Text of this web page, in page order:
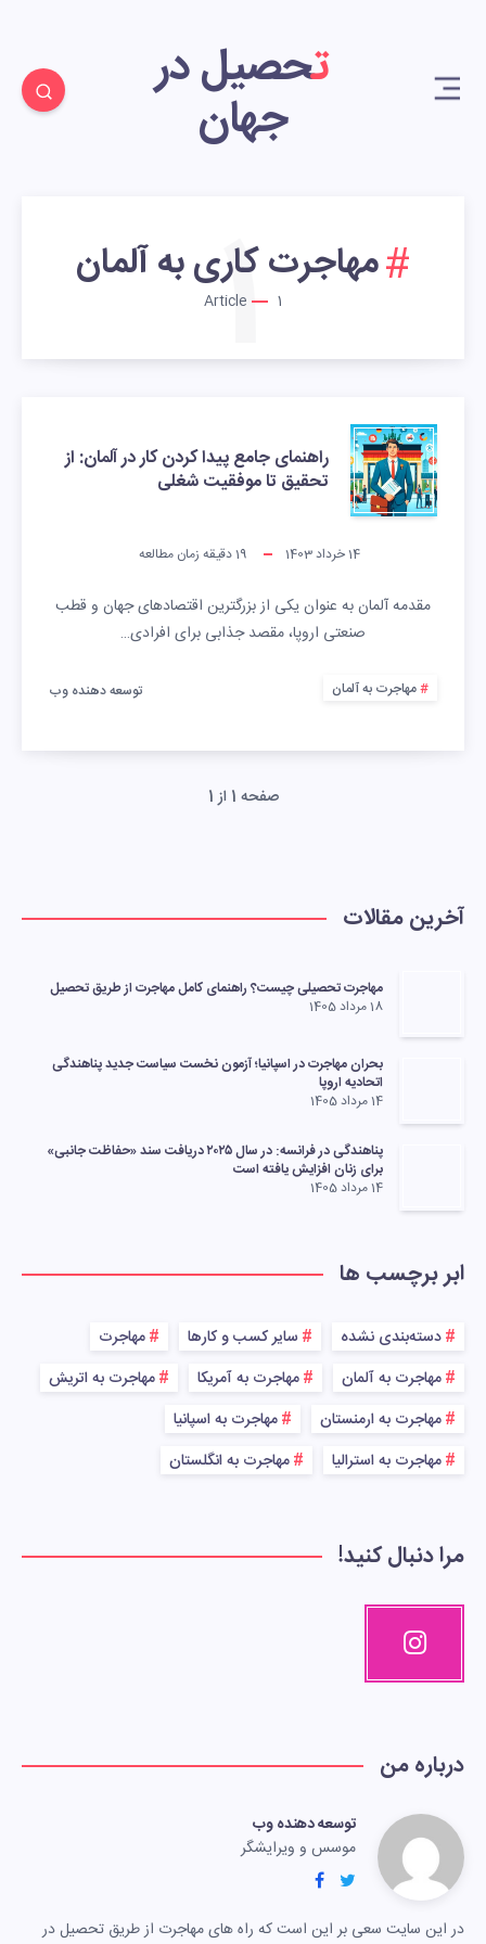
تحصیل در
جهان
مهاجرت کاری به آلمان
1
1
راهنمای جامع پیدا کردن کار در آلمان: از
تحقیق تا موفقیت شغلی
14 خرداد 1403 19دقیقه زمان مطالعه
مقدمه آلمان به عنوان یکی از بزرگترین اقتصادهای جهان و قطب
صنعتی اروپا، مقصد جذابی برای افرادی…
مهاجرت به آلمان توسعه دهنده وب
صفحه 1 از 1
آخرین مقالات
مهاجرت تحصیلی چیست؟ راهنمای کامل مهاجرت از طریق تحصیل
18 مرداد 1405
بحران مهاجرت در اسپانیا؛ آزمون نخست سیاست جدید پناهندگی
اتحادیه اروپا
14 مرداد 1405
پناهندگی در فرانسه: در سال ۲۰۲۵ دریافت سند «حفاظت جانبی»
برای زنان افزایش یافته است
14 مرداد 1405
ابر برچسب ها
دسته‌بندی نشده سایر کسب و کارها
مهاجرت
مهاجرت به آلمان
مهاجرت به آمریکا
مهاجرت به اتریش
مهاجرت به ارمنستان
مهاجرت به اسپانیا
مهاجرت به استرالیا
مهاجرت به انگلستان
مرا دنبال کنید!
درباره من
توسعه دهنده وب
موسس و ویرایشگر
در این سایت سعی بر این است که راه های مهاجرت از طریق تحصیل در